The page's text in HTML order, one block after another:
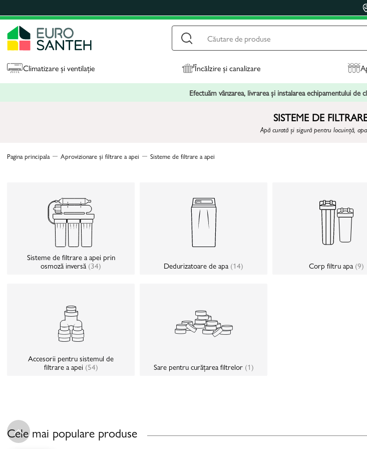
Climatizare și ventilație Încălzire și canalizare
Efectuăm vânzarea, livrarea și instalarea echipamentului de
SISTEME DE
Apă curată și sigură pentru locuință,
Pagina principala Aprovizionare și filtrare a apei Sisteme de filtrare a apei
Sisteme de filtrare a apei prin
osmoză inversă (34) Dedurizatoare de apa (14) Corp filtru apa (9)
Accesorii pentru sistemul de
filtrare a apei (54) Sare pentru curățarea filtrelor (1)
Cele mai populare produse